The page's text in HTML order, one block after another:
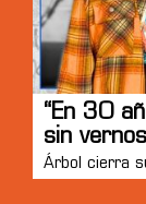
“En 30
sin
Árbol cierra